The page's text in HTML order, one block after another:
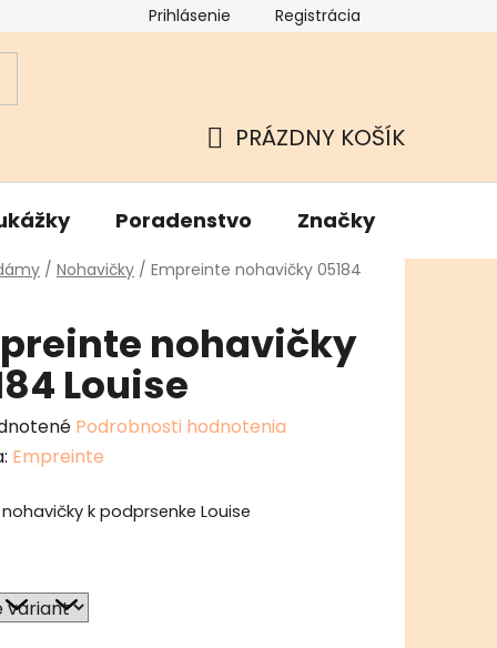
Podmienky ochrany osobných údajov
Prihlásenie Registrácia
KOŠÍK
PRÁZDNY KOŠÍK
Poradenstvo Značky
/ Nohavičky / Empreinte nohavičky 05184
nohavičky
Louise
Podrobnosti hodnotenia
Empreinte
k podprsenke Louise